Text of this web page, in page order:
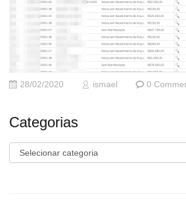
28/02/2020 ismael 0
Categorias
Categorias